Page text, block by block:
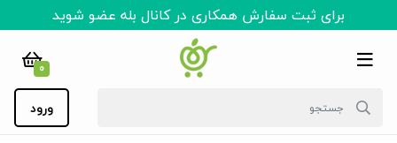
برای ثبت سفارش همکاری در کانال بله عضو شوید
0
ورود